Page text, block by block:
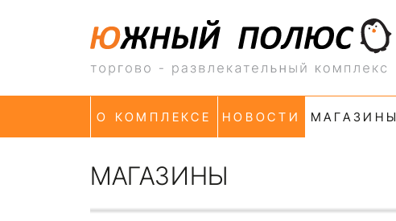
О КОМПЛЕКСЕ
НОВОСТИ МАГАЗИНЫ
МАГАЗИНЫ